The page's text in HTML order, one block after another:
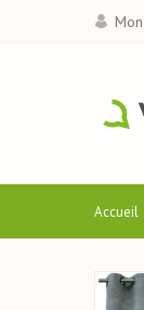
Accueil